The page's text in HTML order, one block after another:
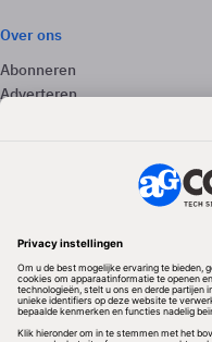
Over ons
Abonneren
Adverteren
Volg ons
Redactionele partner